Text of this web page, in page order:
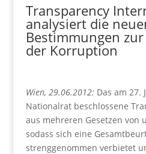
Transparency
analysiert die
Bestimmungen
der Korruption
Wien, 29.06.2012: Das am 27.
Nationalrat beschlossene
aus mehreren Gesetzen von
sodass sich eine
strenggenommen verbietet